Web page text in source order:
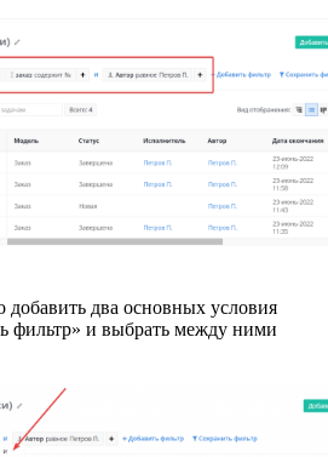
добавить два основных условия
фильтр» и выбрать между ними